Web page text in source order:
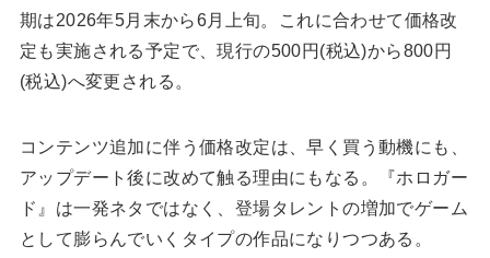
期は2026年5月末から6月上旬。これに合わせて価格改
定も実施される予定で、現行の500円(税込)から800円
(税込)へ変更される。
コンテンツ追加に伴う価格改定は、早く買う動機にも、
アップデート後に改めて触る理由にもなる。『ホロガー
ド』は一発ネタではなく、登場タレントの増加でゲーム
として膨らんでいくタイプの作品になりつつある。